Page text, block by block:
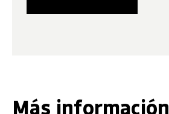
Más información